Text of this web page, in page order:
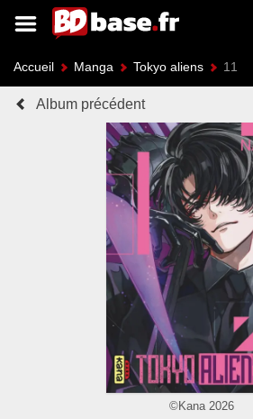
Accueil Manga Tokyo aliens 11
Album précédent
©Kana 2026